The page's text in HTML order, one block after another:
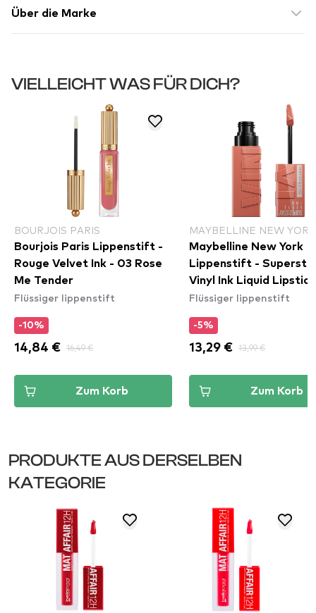
Über die Marke
VIELLEICHT WAS FÜR DICH?
BOURJOIS PARIS
Bourjois Paris Lippenstift -
Rouge Velvet Ink - 03 Rose
Me Tender
Flüssiger lippenstift
-10%
14,84 € 16,49 €
Zum Korb
MAYBELLINE NEW YORK
Maybelline New York
Lippenstift -
Vinyl Ink Liquid
Golden
Flüssiger lippenstift
-5%
13,29 € 13,99 €
Zum Korb
PRODUKTE AUS DERSELBEN
KATEGORIE